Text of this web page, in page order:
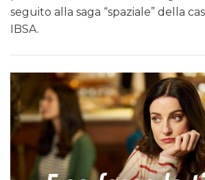
seguito alla saga “spaziale” della
IBSA.